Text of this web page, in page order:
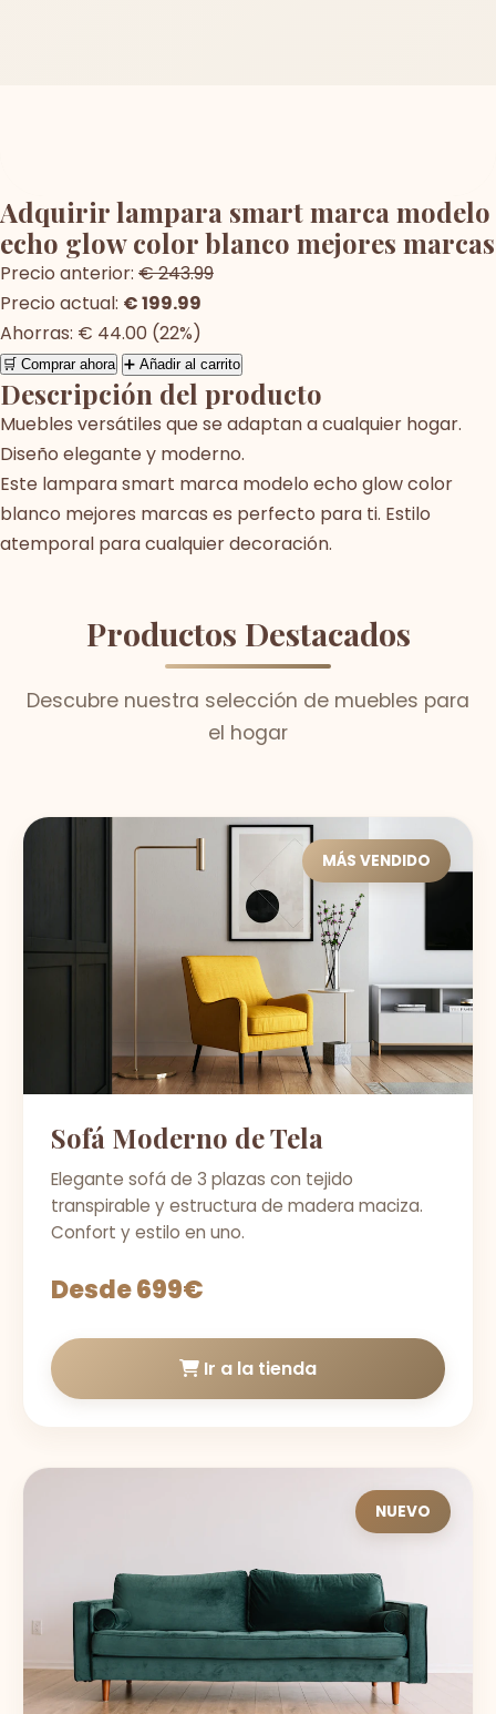
Adquirir lampara smart marca modelo
echo glow color blanco mejores marcas
Precio anterior: € 243.99
Precio actual: € 199.99
Ahorras: € 44.00 (22%)
🛒 Comprar ahora ➕ Añadir al carrito
Descripción del producto
Muebles versátiles que se adaptan a cualquier hogar.
Diseño elegante y moderno.
Este lampara smart marca modelo echo glow color
blanco mejores marcas es perfecto para ti. Estilo
atemporal para cualquier decoración.
Productos Destacados
Descubre nuestra selección de muebles para
el hogar
MÁS VENDIDO
Sofá Moderno de Tela
Elegante sofá de 3 plazas con tejido
transpirable y estructura de madera maciza.
Confort y estilo en uno.
Desde 699€
Ir a la tienda
NUEVO